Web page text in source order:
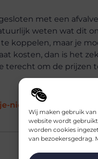
Wij maken gebruik
website wordt
worden cookies
van bezoekersgedrag.
met een
weten wat dit
koppelen, maar je
kosten, dan is het
terecht om de prijzen
niet-mag-vergeten-